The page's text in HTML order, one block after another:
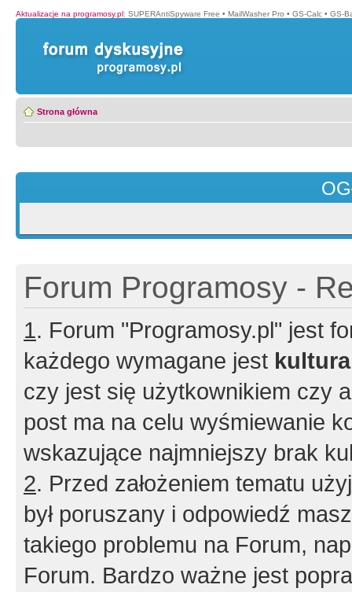
Aktualizacje na programosy.pl: SUPERAntiSpyware Free • MailWasher Pro • GS-Calc • GS-
Strona główna
Forum Programosy -
1. Forum "Programosy.pl" jest
każdego wymagane jest
czy jest się użytkownikiem czy
post ma na celu wyśmiewanie
wskazujące najmniejszy brak
2. Przed założeniem tematu
był poruszany i odpowiedź
takiego problemu na Forum,
Forum. Bardzo ważne jest